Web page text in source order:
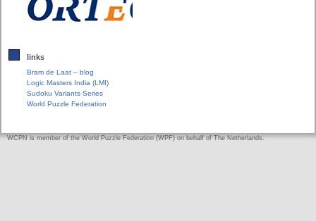
links
Bram de Laat – blog
Logic Masters India (LMI)
Sudoku Variants Series
World Puzzle Federation
WCPN is member of the World Puzzle Federation (WPF) on behalf of The Netherlands.